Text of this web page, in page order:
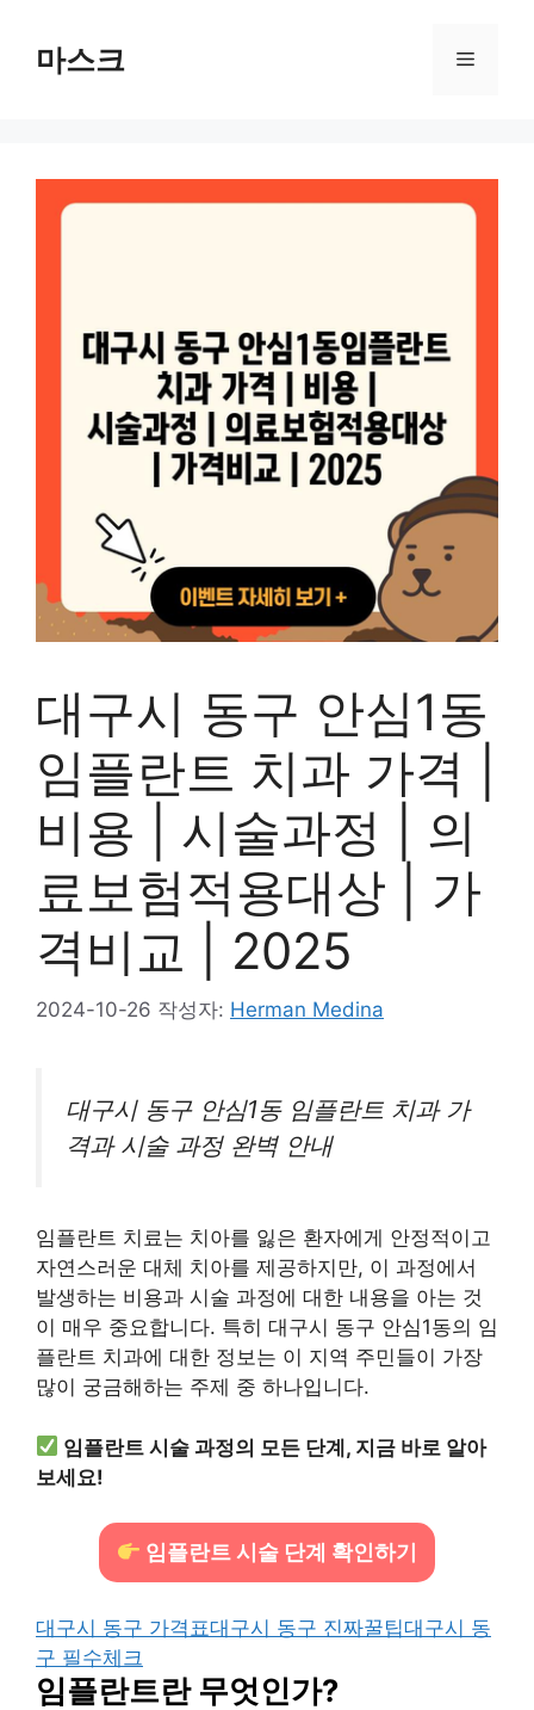
마스크 메
대구시 동구 안심1동
임플란트 치과 가격 |
비용 | 시술과정 | 의
료보험적용대상 | 가
격비교 | 2025
2024-10-26 작성자: Herman Medina
대구시 동구 안심1동 임플란트 치과 가
격과 시술 과정 완벽 안내
임플란트 치료는 치아를 잃은 환자에게 안정적이고
자연스러운 대체 치아를 제공하지만, 이 과정에서
발생하는 비용과 시술 과정에 대한 내용을 아는 것
이 매우 중요합니다. 특히 대구시 동구 안심1동의 임
플란트 치과에 대한 정보는 이 지역 주민들이 가장
많이 궁금해하는 주제 중 하나입니다.
임플란트 시술 과정의 모든 단계, 지금 바로 알아
보세요!
임플란트 시술 단계 확인하기
대구시 동구 가격표대구시 동구 진짜꿀팁대구시 동
구 필수체크
임플란트란 무엇인가?